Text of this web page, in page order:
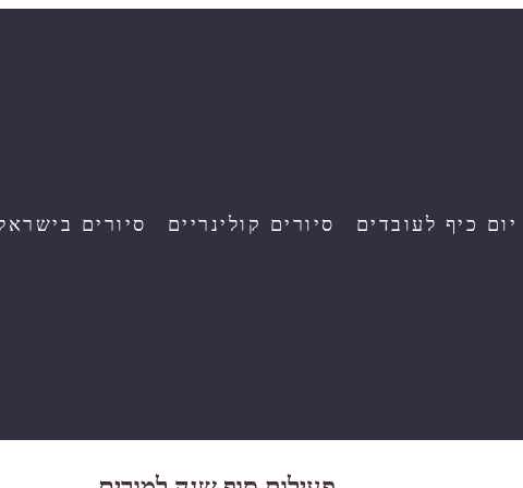
יום כיף לעובדים סיורים קולינריים סיורים